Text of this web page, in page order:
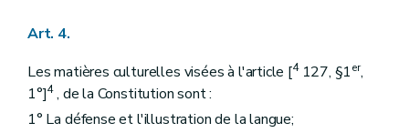
Art. 67
Section 2 Du fonctionnement
Sous-section première
Art. 68
Art. 4.
Les matières culturelles visées à l'article [4127, §1er,
1°]4, de la Constitution sont :
1° La défense et l'illustration de la langue;